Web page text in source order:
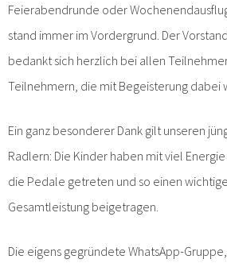
Feierabendrunde oder
stand immer im Vordergrund. Der
bedankt sich herzlich bei allen
Teilnehmern, die mit Begeisterung dabei
Ein ganz besonderer Dank gilt unseren
Radlern: Die Kinder haben mit viel
die Pedale getreten und so einen
Gesamtleistung beigetragen.
Die eigens gegründete WhatsApp-